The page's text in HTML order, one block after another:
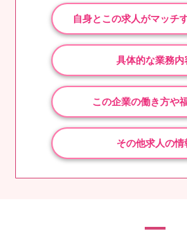
自身とこの求人がマッチ
具体的な業務内
この企業の働き方や
その他求人の情